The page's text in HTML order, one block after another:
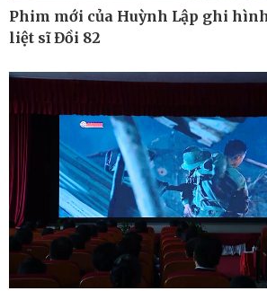
Phim mới của Huỳnh Lập ghi
liệt sĩ Đồi 82